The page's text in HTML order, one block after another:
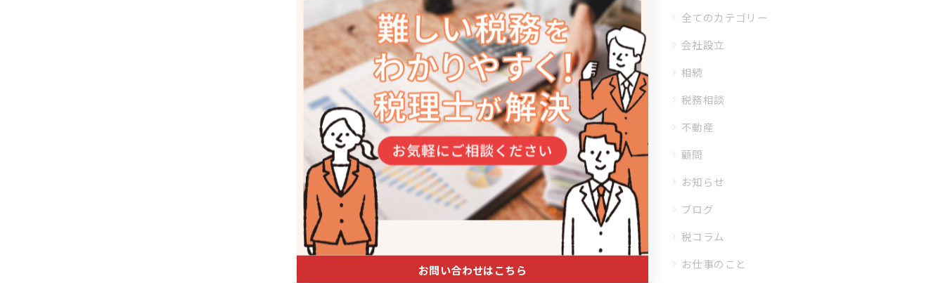
全てのカテゴリー
会社設立
相続
税務相談
不動産
顧問
お知らせ
ブログ
税コラム
お仕事のこと
お問い合わせはこちら